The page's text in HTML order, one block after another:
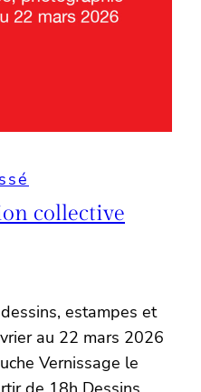
collective
estampes et
au 22 mars 2026
Vernissage le